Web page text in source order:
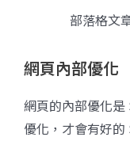
部落格文
網頁內部優化
網頁的內部優化是
優化，才會有好